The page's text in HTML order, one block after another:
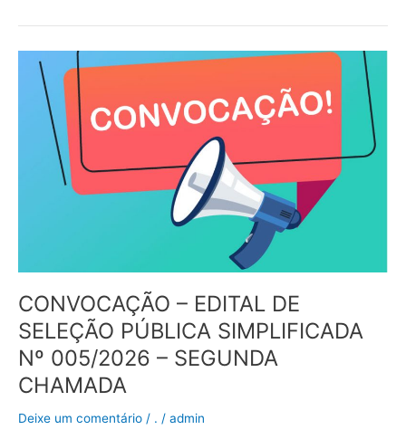
CONVOCAÇÃO – EDITAL DE
SELEÇÃO PÚBLICA SIMPLIFICADA
Nº 005/2026 – SEGUNDA
CHAMADA
Deixe um comentário / . / admin
CONVOCAÇÃO
EDITAL
SELEÇÃO
PÚBLICA
SIMPLIFICADA